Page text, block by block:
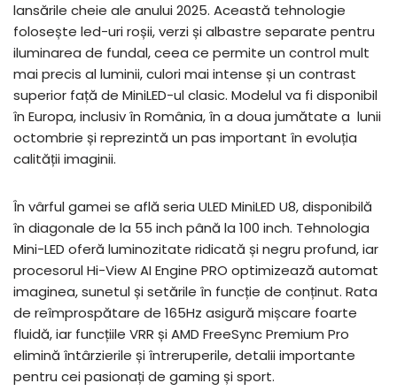
lansările cheie ale anului 2025. Această tehnologie
folosește led-uri roșii, verzi și albastre separate pentru
iluminarea de fundal, ceea ce permite un control mult
mai precis al luminii, culori mai intense și un contrast
superior față de MiniLED-ul clasic. Modelul va fi disponibil
în Europa, inclusiv în România, în a doua jumătate a lunii
octombrie și reprezintă un pas important în evoluția
calității imaginii.
În vârful gamei se află seria ULED MiniLED U8, disponibilă
în diagonale de la 55 inch până la 100 inch. Tehnologia
Mini-LED oferă luminozitate ridicată și negru profund, iar
procesorul Hi-View AI Engine PRO optimizează automat
imaginea, sunetul și setările în funcție de conținut. Rata
de reîmprospătare de 165Hz asigură mișcare foarte
fluidă, iar funcțiile VRR și AMD FreeSync Premium Pro
elimină întârzierile și întreruperile, detalii importante
pentru cei pasionați de gaming și sport.